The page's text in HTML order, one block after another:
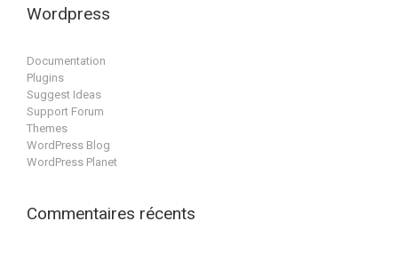
Wordpress
Documentation
Plugins
Suggest Ideas
Support Forum
Themes
WordPress Blog
WordPress Planet
Commentaires récents